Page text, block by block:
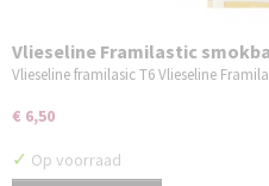
Vlieseline Framilastic
Vlieseline framilasic T6 Vlieseline
€ 6,50
✓ Op voorraad